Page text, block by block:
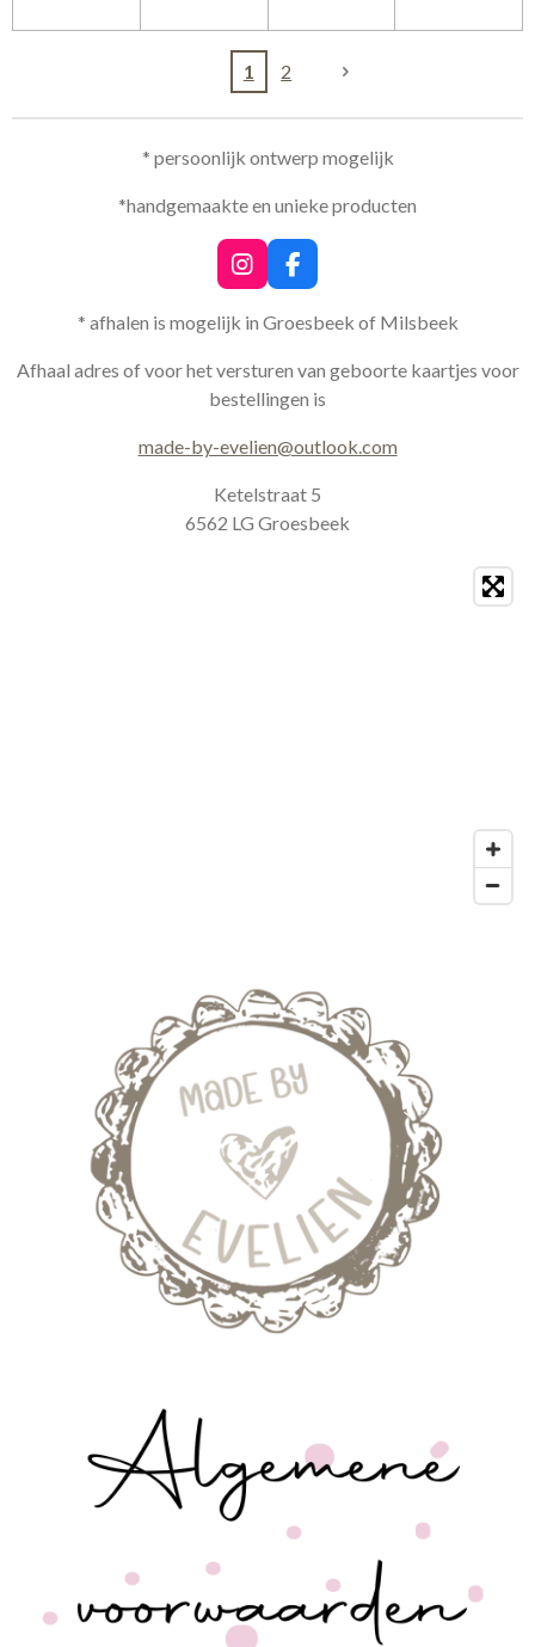
1 2
* persoonlijk ontwerp mogelijk
*handgemaakte en unieke producten
I
n
s
a
r
m
F
a
c
b
o
* afhalen is mogelijk in Groesbeek of Milsbeek
Afhaal adres of voor het versturen van geboorte kaartjes voor
bestellingen is
made-by-evelien@outlook.com
Ketelstraat 5
6562 LG Groesbeek